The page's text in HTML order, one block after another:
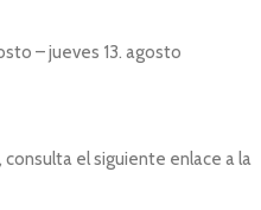
– jueves 13. agosto
el siguiente enlace a la